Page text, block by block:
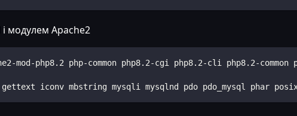
модулем Apache2
php8.2 php-common php8.2-cgi php8.2-cli php8.2-
iconv mbstring mysqli mysqlnd pdo pdo_mysql phar posix